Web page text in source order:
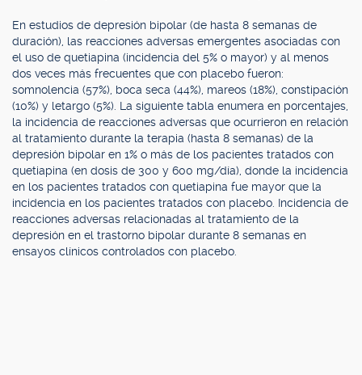
En estudios de depresión bipolar (de hasta 8 semanas de
duración), las reacciones adversas emergentes asociadas con
el uso de quetiapina (incidencia del 5% o mayor) y al menos
dos veces más frecuentes que con placebo fueron:
somnolencia (57%), boca seca (44%), mareos (18%), constipación
(10%) y letargo (5%). La siguiente tabla enumera en porcentajes,
la incidencia de reacciones adversas que ocurrieron en relación
al tratamiento durante la terapia (hasta 8 semanas) de la
depresión bipolar en 1% o más de los pacientes tratados con
quetiapina (en dosis de 300 y 600 mg/día), donde la incidencia
en los pacientes tratados con quetiapina fue mayor que la
incidencia en los pacientes tratados con placebo. Incidencia de
reacciones adversas relacionadas al tratamiento de la
depresión en el trastorno bipolar durante 8 semanas en
ensayos clínicos controlados con placebo.